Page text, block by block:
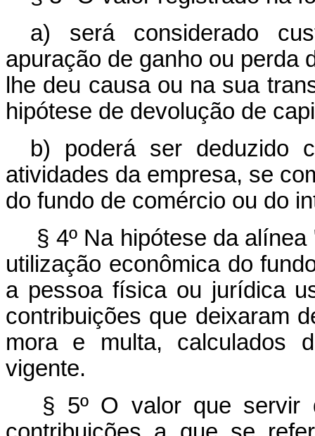
a) será considerado
apuração de ganho ou perda
lhe deu causa ou na sua
hipótese de devolução de
b) poderá ser deduzido
atividades da empresa, se
do fundo de comércio ou do
§ 4º Na hipótese da
utilização econômica do
a pessoa física ou jurídica
contribuições que deixaram
mora e multa, calculados
vigente.
§ 5º O valor que servir